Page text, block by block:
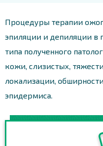
Процедуры терапии
эпиляции и депиляции в
типа полученного
кожи, слизистых,
локализации,
эпидермиса.